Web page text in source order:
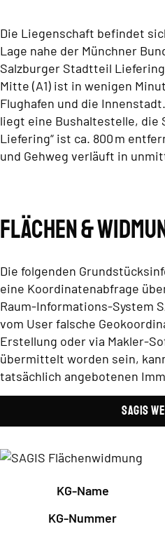
Die Liegenschaft befindet
Lage nahe der Münchner
Salzburger Stadtteil
Mitte (A1) ist in wenigen
Flughafen und die
liegt eine Bushaltestelle, die
Liefering“ ist ca. 800 m
und Gehweg verläuft in
Flächen &
Die folgenden
eine Koordinatenabfrage
Raum-Informations-System
vom User falsche
Erstellung oder via Makler-
übermittelt worden sein,
tatsächlich angebotenen
SAGIS
KG-Name
KG-Nummer